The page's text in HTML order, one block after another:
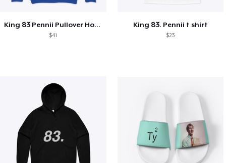
King 83 Pennii Pullover Hoodie
$41
King 83. Pennii t shirt
$23